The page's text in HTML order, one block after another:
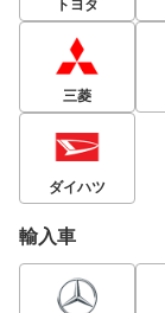
トヨタ
三菱
ダイハツ
輸入車